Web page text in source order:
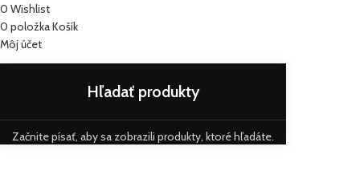
Začnite písať, aby sa zobrazili produkty, ktoré hľadáte.
0 Wishlist
0 položkaKošík
Môj účet